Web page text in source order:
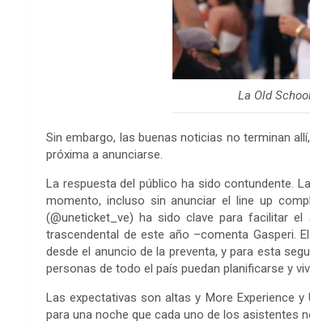
La Old
Sin embargo, las buenas noticias no terminan
próxima a anunciarse.
La respuesta del público ha sido contundente.
momento, incluso sin anunciar el line up
(@uneticket_ve) ha sido clave para facilitar
trascendental de este año –comenta Gasperi.
desde el anuncio de la preventa, y para esta
personas de todo el país puedan planificarse y
Las expectativas son altas y More Experience
para una noche que cada uno de los asistentes